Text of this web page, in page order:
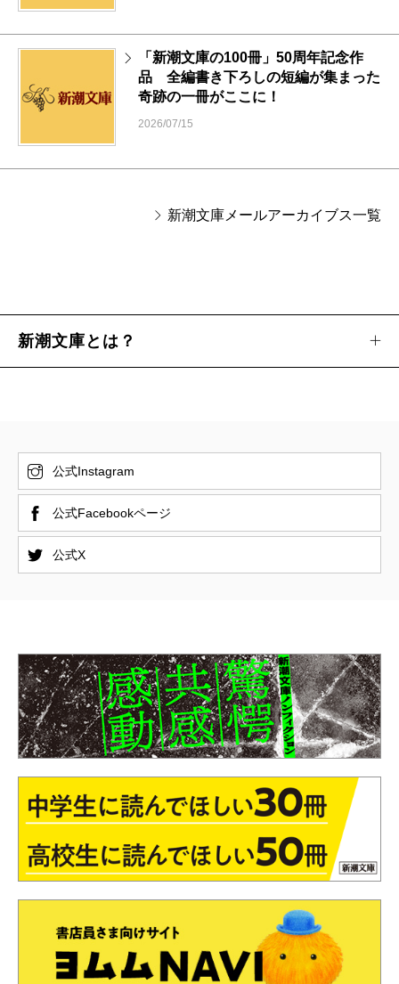
「新潮文庫の100冊」50周年記念作
品 全編書き下ろしの短編が集まった
奇跡の一冊がここに！
2026/07/15
新潮文庫メールアーカイブス一覧
新潮文庫とは？
公式Instagram
公式Facebookページ
公式X